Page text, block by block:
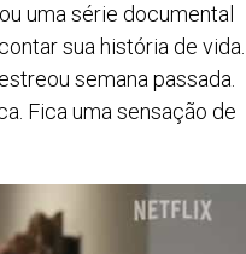
uma série documental
sua história de vida.
semana passada.
Fica uma sensação de